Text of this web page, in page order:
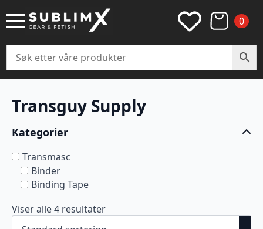
0
Transguy Supply
Kategorier
Transmasc
Binder
Binding Tape
Viser alle 4 resultater